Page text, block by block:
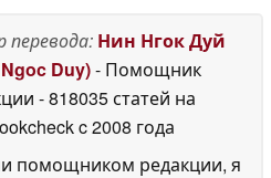
перевода: Нин Нгок Дуй
Duy)- Помощник
- 818035 статей на
c 2008 года
помощником редакции, я